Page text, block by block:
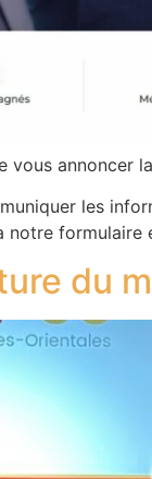
annoncer
les
formulaire
du